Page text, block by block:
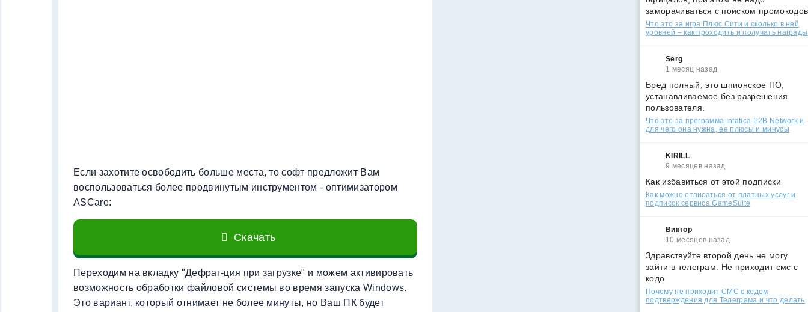
Если захотите освободить больше места, то софт предложит Вам
воспользоваться более продвинутым инструментом - оптимизатором
ASCare:
Скачать
Переходим на вкладку "Дефраг-ция при загрузке" и можем активировать
возможность обработки файловой системы во время запуска Windows.
Это вариант, который отнимает не более минуты, но Ваш ПК будет
заморачиваться с поиском промокодов
Что это за игра Плюс Сити и сколько в ней
уровней – как проходить и получать награды
Serg
1 месяц назад
Бред полный, это шпионское ПО,
устанавливаемое без разрешения
пользователя.
Что это за программа Infatica P2B Network и
для чего она нужна, ее плюсы и минусы
KIRILL
9 месяцев назад
Как избавиться от этой подписки
Как можно отписаться от платных услуг и
подписок сервиса GameSuite
Виктор
10 месяцев назад
Здравствуйте.второй день не могу
зайти в телеграм. Не приходит смс с
кодо
Почему не приходит СМС с кодом
подтверждения для Телеграма и что делать